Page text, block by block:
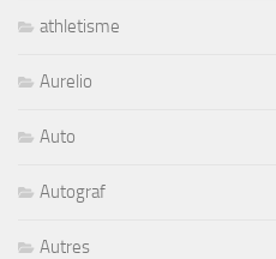
athletisme
Aurelio
Auto
Autograf
Autres